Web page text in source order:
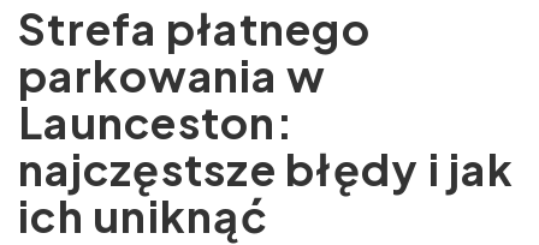
Strefa płatnego
parkowania w
Launceston:
najczęstsze błędy i jak
ich uniknąć